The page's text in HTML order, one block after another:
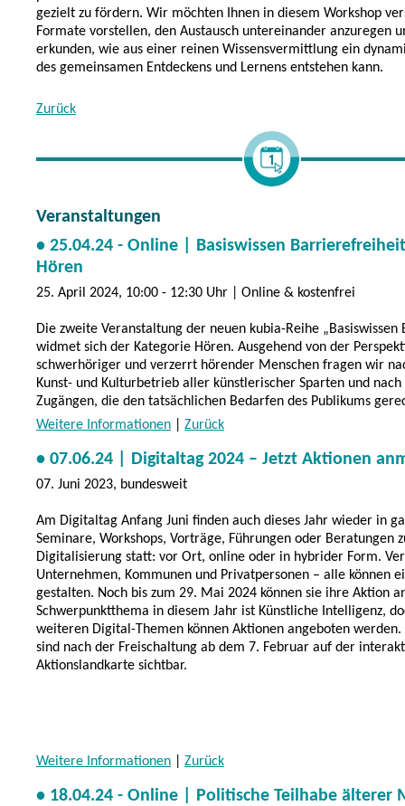
gezielt zu fördern. Wir möchten Ihnen in diesem Workshop
Formate vorstellen, den Austausch untereinander anzuregen
erkunden, wie aus einer reinen Wissensvermittlung ein
des gemeinsamen Entdeckens und Lernens entstehen kann.
Zurück
Veranstaltungen
• 25.04.24 - Online | Basiswissen
Hören
25. April 2024, 10:00 - 12:30 Uhr | Online & kostenfrei
Die zweite Veranstaltung der neuen kubia-Reihe
widmet sich der Kategorie Hören. Ausgehend von der
schwerhöriger und verzerrt hörender Menschen fragen wir
Kunst- und Kulturbetrieb aller künstlerischer Sparten und
Zugängen, die den tatsächlichen Bedarfen des Publikums
Weitere Informationen
Zurück
• 07.06.24 | Digitaltag 2024 – Jetzt Aktionen
07. Juni 2023, bundesweit
Am Digitaltag Anfang Juni finden auch dieses Jahr wieder in
Seminare, Workshops, Vorträge, Führungen oder Beratungen
Digitalisierung statt: vor Ort, online oder in hybrider Form.
Unternehmen, Kommunen und Privatpersonen – alle können
gestalten. Noch bis zum 29. Mai 2024 können sie ihre Aktion
Schwerpunktthema in diesem Jahr ist Künstliche Intelligenz,
weiteren Digital-Themen können Aktionen angeboten werden.
sind nach der Freischaltung ab dem 7. Februar auf der
Aktionslandkarte sichtbar.
Weitere Informationen Zurück
• 18.04.24 - Online | Politische Teilhabe älterer